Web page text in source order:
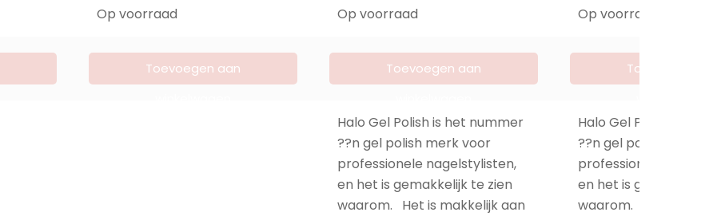
Op voorraad Op voorraad Op voorraad
Toevoegen aan
Toevoegen aan
Toevoegen
Halo Gel Polish is het nummer
??n gel polish merk voor
professionele nagelstylisten,
en het is gemakkelijk te zien
waarom. Het is makkelijk aan
Halo Gel Polish is
??n gel polish merk
professionele
en het is
waarom. Het is